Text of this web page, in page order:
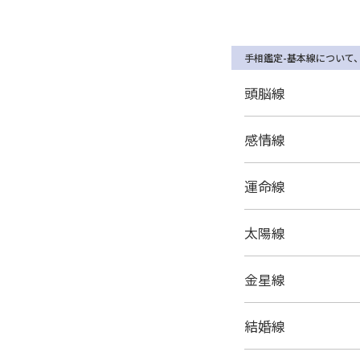
手相鑑定-基本線について
頭脳線
感情線
運命線
太陽線
金星線
結婚線